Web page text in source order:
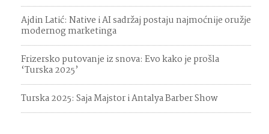
Ajdin Latić: Native i AI sadržaj postaju najmoćnije oružje
modernog marketinga
Frizersko putovanje iz snova: Evo kako je prošla
‘Turska 2025’
Turska 2025: Saja Majstor i Antalya Barber Show